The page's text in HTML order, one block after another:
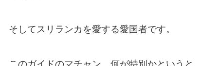
そしてスリランカを愛する愛国者です。
このガイドのマチャン、何が特別かというと、